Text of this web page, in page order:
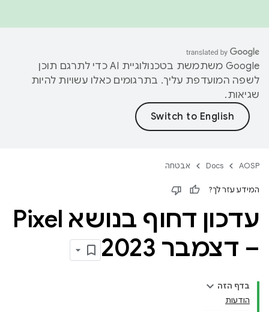
‫Google משתמשת בטכנולוגיית AI כדי לתרגם תוכן
לשפה המועדפת עליך. בתרגומים כאלו עשויות להיות
שגיאות.
AOSP
Docs אבטחה
המידע עזר לך?
עדכון דחוף בנושא Pixel
– דצמבר 2023
בדף הזה
הודעות